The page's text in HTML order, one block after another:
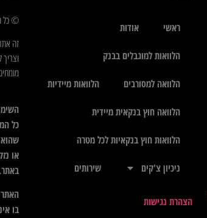
ראשי אודות
הלוואות למוגבלים בבנק
הלוואה למסורבים הלוואות מיידיות
הלוואה חוץ בנקאית מיידית
הלוואות חוץ בנקאיות לכל מטרה
ניכיון צ'קים שירותים
הצהרת נגישות
© כל
זה
כל
או
האתר
בו